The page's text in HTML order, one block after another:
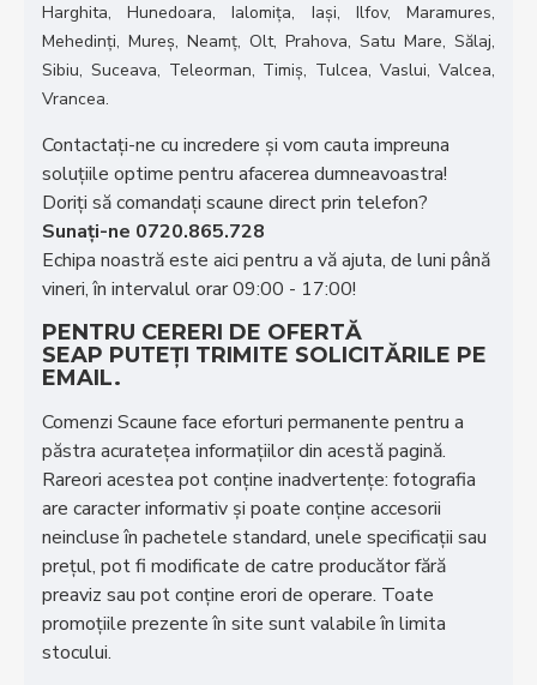
Harghita, Hunedoara, Ialomița, Iași, Ilfov, Maramures,
Mehedinți, Mureș, Neamț, Olt, Prahova, Satu Mare, Sălaj,
Sibiu, Suceava, Teleorman, Timiș, Tulcea, Vaslui, Valcea,
Vrancea.
Contactați-ne cu incredere și vom cauta impreuna
soluțiile optime pentru afacerea dumneavoastra!
Doriţi să comandaţi scaune direct prin telefon?
Sunaţi-ne 0720.865.728
Echipa noastră este aici pentru a vă ajuta, de luni până
vineri, în intervalul orar 09:00 - 17:00!
PENTRU CERERI DE OFERTĂ
SEAP PUTEȚI TRIMITE SOLICITĂRILE PE
EMAIL.
Comenzi Scaune face eforturi permanente pentru a
păstra acurateţea informaţiilor din acestă pagină.
Rareori acestea pot conţine inadvertenţe: fotografia
are caracter informativ şi poate conţine accesorii
neincluse în pachetele standard, unele specificaţii sau
preţul, pot fi modificate de catre producător fără
preaviz sau pot conţine erori de operare. Toate
promoţiile prezente în site sunt valabile în limita
stocului.